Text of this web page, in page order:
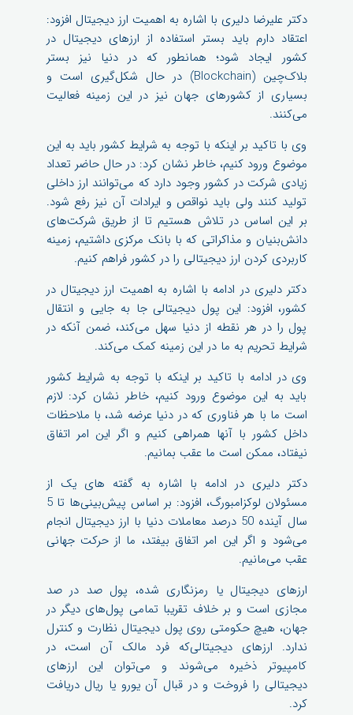
دکتر علیرضا دلیری با اشاره به اهمیت ارز دیجیتال افزود:
اعتقاد دارم باید بستر استفاده از ارزهای دیجیتال در
کشور ایجاد شود؛ همانطور که در دنیا نیز بستر
بلاک‌چین (Blockchain) در حال شکل‌گیری است و
بسیاری از کشورهای جهان نیز در این زمینه فعالیت
می‌کنند.
وی با تاکید بر اینکه با توجه به شرایط کشور باید به این
موضوع ورود کنیم، خاطر نشان کرد: در حال حاضر تعداد
زیادی شرکت در کشور وجود دارد که می‌توانند ارز داخلی
تولید کنند ولی باید نواقص و ایرادات آن نیز رفع شود.
بر این اساس در تلاش هستیم تا از طریق شرکت‌های
دانش‌بنیان و مذاکراتی که با بانک مرکزی داشتیم، زمینه
کاربردی کردن ارز دیجیتالی را در کشور فراهم کنیم.
دکتر دلیری در ادامه با اشاره به اهمیت ارز دیجیتال در
کشور، افزود: این پول دیجیتالی جا به جایی و انتقال
پول را در هر نقطه از دنیا سهل می‌کند، ضمن آنکه در
شرایط تحریم به ما در این زمینه کمک می‌کند.
وی در ادامه با تاکید بر اینکه با توجه به شرایط کشور
باید به این موضوع ورود کنیم، خاطر نشان کرد: لازم
است ما با هر فناوری که در دنیا عرضه شد، با ملاحظات
داخل کشور با آنها همراهی کنیم و اگر این امر اتفاق
نیفتاد، ممکن است ما عقب بمانیم.
دکتر دلیری در ادامه با اشاره به گفته های یک از
مسئولان لوکزامبورگ، افزود: بر اساس پیش‌بینی‌ها تا 5
سال آینده 50 درصد معاملات دنیا با ارز دیجیتال انجام
می‌شود و اگر این امر اتفاق بیفتد، ما از حرکت جهانی
عقب می‌مانیم.
ارزهای دیجیتال یا رمزنگاری شده، پول صد در صد
مجازی است و بر خلاف تقریبا تمامی پول‌های دیگر در
جهان، هیچ حکومتی روی پول دیجیتال نظارت و کنترل
ندارد. ارزهای دیجیتالی‌که فرد مالک آن است، در
کامپیوتر ذخیره می‌شوند و می‌توان این ارزهای
دیجیتالی را فروخت و در قبال آن یورو یا ریال دریافت
کرد.